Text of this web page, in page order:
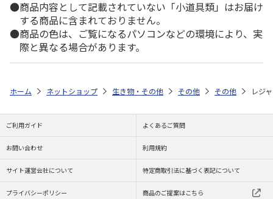
商品内容として記載されていない「小道具類」はお届け
する商品に含まれておりません。
商品の色は、ご覧になるパソコンなどの環境により、実
際と異なる場合があります。
ホーム ネットショップ 生き物・その他 その他 その他 レジ
ご利用ガイド よくあるご質問
お問い合わせ 利用規約
サイト運営会社について 特定商取引法に基づく表記について
プライバシーポリシー 商品のご提案はこちら